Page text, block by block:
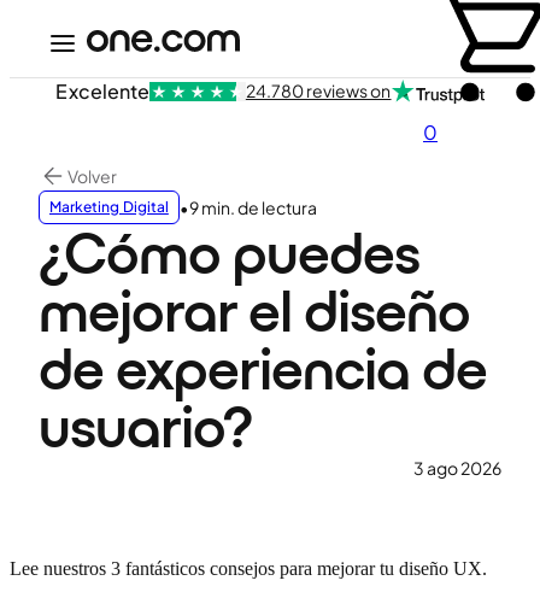
0
Excelente 24.780 reviews on
Volver
Marketing Digital •9 min. de lectura
¿Cómo puedes
mejorar el diseño
de experiencia de
usuario?
3 ago 2026
Lee nuestros 3 fantásticos consejos para mejorar tu diseño UX.